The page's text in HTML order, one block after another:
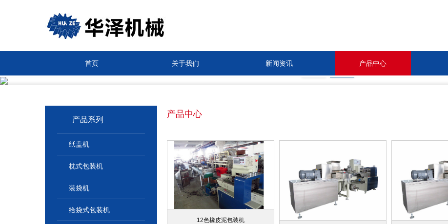
首页 关于我们 新闻资讯 产品中心
产品系列
纸盖机
枕式包装机
装袋机
给袋式包装机
产品中心
12色橡皮泥包装机